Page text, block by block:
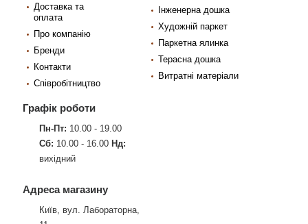
Доставка та
оплата
Про компанію
Бренди
Контакти
Співробітництво
Інженерна дошка
Художній паркет
Паркетна ялинка
Терасна дошка
Витратні матеріали
Графік роботи
Пн-Пт: 10.00 - 19.00
Сб: 10.00 - 16.00 Нд:
вихідний
Адреса магазину
Київ, вул. Лабораторна,